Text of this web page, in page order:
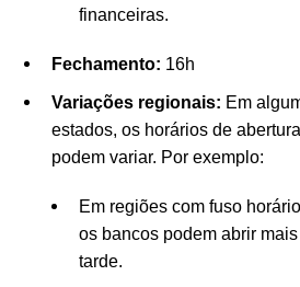
financeiras.
Fechamento: 16h
Variações regionais: Em
estados, os horários de
podem variar. Por exemplo:
Em regiões com fuso
os bancos podem abrir
tarde.